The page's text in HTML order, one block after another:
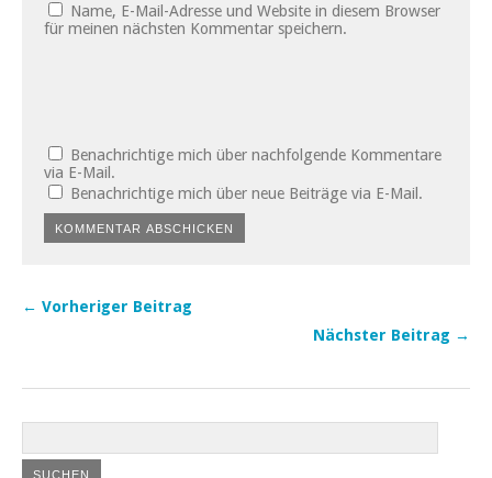
Name, E-Mail-Adresse und Website in diesem Browser
für meinen nächsten Kommentar speichern.
Benachrichtige mich über nachfolgende Kommentare
via E-Mail.
Benachrichtige mich über neue Beiträge via E-Mail.
← Vorheriger Beitrag
Nächster Beitrag →